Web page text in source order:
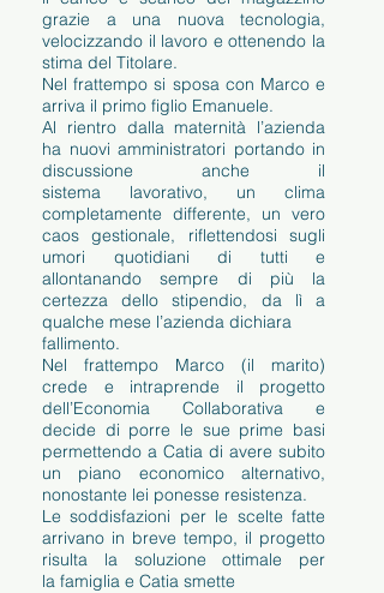
grazie a una nuova tecnologia,
velocizzando il lavoro e ottenendo la
stima del Titolare.
Nel frattempo si sposa con Marco e
arriva il primo figlio Emanuele.
Al rientro dalla maternità l’azienda
ha nuovi amministratori portando in
discussione anche il
sistema lavorativo, un clima
completamente differente, un vero
caos gestionale, riflettendosi sugli
umori quotidiani di tutti e
allontanando sempre di più la
certezza dello stipendio, da lì a
qualche mese l’azienda dichiara
fallimento.
Nel frattempo Marco (il marito)
crede e intraprende il progetto
dell’Economia Collaborativa e
decide di porre le sue prime basi
permettendo a Catia di avere subito
un piano economico alternativo,
nonostante lei ponesse resistenza.
Le soddisfazioni per le scelte fatte
arrivano in breve tempo, il progetto
risulta la soluzione ottimale per
la famiglia e Catia smette